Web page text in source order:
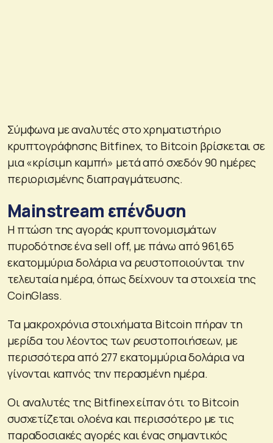
Σύμφωνα με αναλυτές στο χρηματιστήριο
κρυπτογράφησης Bitfinex, το Bitcoin βρίσκεται σε
μια «κρίσιμη καμπή» μετά από σχεδόν 90 ημέρες
περιορισμένης διαπραγμάτευσης.
Mainstream επένδυση
Η πτώση της αγοράς κρυπτονομισμάτων
πυροδότησε ένα sell off, με πάνω από 961,65
εκατομμύρια δολάρια να ρευστοποιούνται την
τελευταία ημέρα, όπως δείχνουν τα στοιχεία της
CoinGlass.
Τα μακροχρόνια στοιχήματα Bitcoin πήραν τη
μερίδα του λέοντος των ρευστοποιήσεων, με
περισσότερα από 277 εκατομμύρια δολάρια να
γίνονται καπνός την περασμένη ημέρα.
Οι αναλυτές της Bitfinex είπαν ότι το Bitcoin
συσχετίζεται ολοένα και περισσότερο με τις
παραδοσιακές αγορές και ένας σημαντικός